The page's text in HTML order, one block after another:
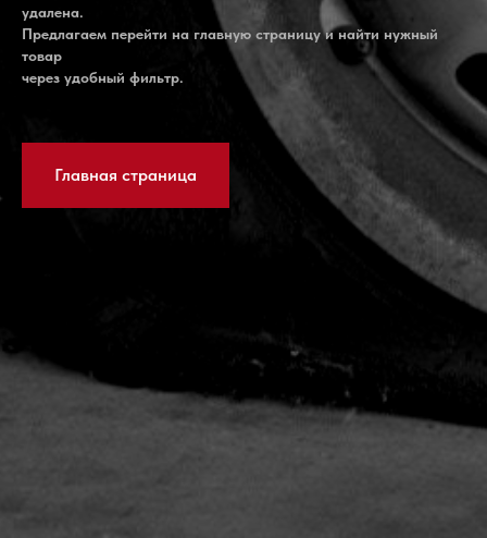
удалена.
Предлагаем перейти на главную страницу и найти нужный
товар
через удобный фильтр.
Главная страница